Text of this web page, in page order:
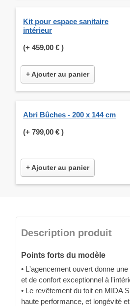
Kit pour espace sanitaire
intérieur
(+ 459,00 € )
+ Ajouter au panier
Abri Bûches - 200 x 144 cm
(+ 799,00 € )
+ Ajouter au panier
Description produit
Points forts du modèle
• L'agencement ouvert donne
et de confort exceptionnel à
• Le revêtement du toit en MIDA
haute performance, et longévité